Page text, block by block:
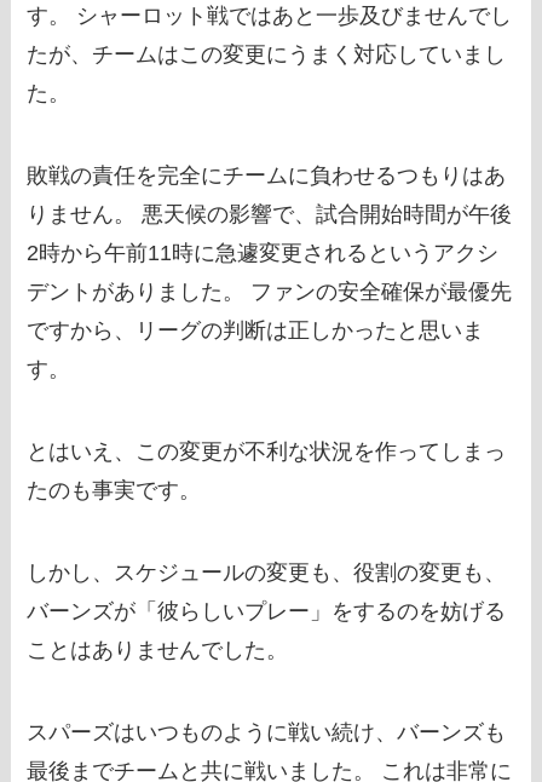
す。 シャーロット戦ではあと一歩及びませんでし
たが、チームはこの変更にうまく対応していまし
た。
敗戦の責任を完全にチームに負わせるつもりはあ
りません。 悪天候の影響で、試合開始時間が午後
2時から午前11時に急遽変更されるというアクシ
デントがありました。 ファンの安全確保が最優先
ですから、リーグの判断は正しかったと思いま
す。
とはいえ、この変更が不利な状況を作ってしまっ
たのも事実です。
しかし、スケジュールの変更も、役割の変更も、
バーンズが「彼らしいプレー」をするのを妨げる
ことはありませんでした。
スパーズはいつものように戦い続け、バーンズも
最後までチームと共に戦いました。 これは非常に